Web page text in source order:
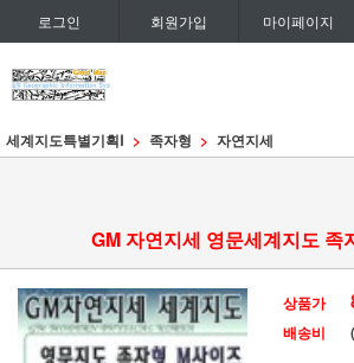
로그인 회원가입 마이페이지
세계지도특별기획Ⅰ 족자형 자연지세
GM 자연지세 영문세계지도 족
상품가
배송비